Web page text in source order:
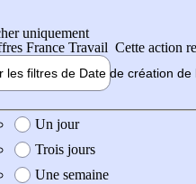
uniquement
France Travail Cette action
les filtres de Date de création de
de création de l'offre
Un jour
Trois jours
Une semaine